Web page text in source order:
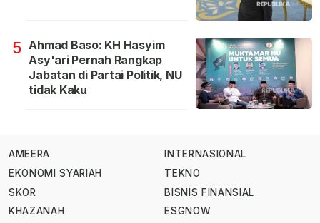
5 Ahmad Baso: KH Hasyim
Asy'ari Pernah Rangkap
Jabatan di Partai Politik, NU
tidak Kaku
AMEERA
EKONOMI SYARIAH
SKOR
KHAZANAH
INTERNASIONAL
TEKNO
BISNIS FINANSIAL
ESGNOW